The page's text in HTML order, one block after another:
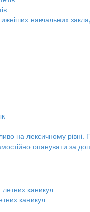
навчальних
на лексичному
опанувати за
каникул